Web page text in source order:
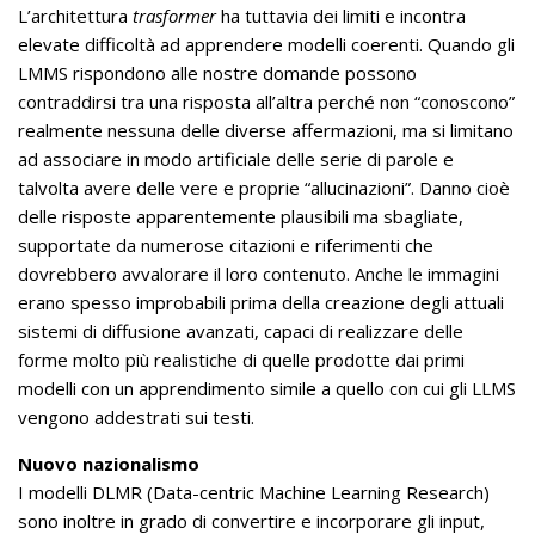
L’architettura trasformerha tuttavia dei limiti e incontra
elevate difficoltà ad apprendere modelli coerenti. Quando gli
LMMS rispondono alle nostre domande possono
contraddirsi tra una risposta all’altra perché non “conoscono”
realmente nessuna delle diverse affermazioni, ma si limitano
ad associare in modo artificiale delle serie di parole e
talvolta avere delle vere e proprie “allucinazioni”. Danno cioè
delle risposte apparentemente plausibili ma sbagliate,
supportate da numerose citazioni e riferimenti che
dovrebbero avvalorare il loro contenuto. Anche le immagini
erano spesso improbabili prima della creazione degli attuali
sistemi di diffusione avanzati, capaci di realizzare delle
forme molto più realistiche di quelle prodotte dai primi
modelli con un apprendimento simile a quello con cui gli LLMS
vengono addestrati sui testi.
Nuovo nazionalismo
I modelli DLMR (Data-centric Machine Learning Research)
sono inoltre in grado di convertire e incorporare gli input,